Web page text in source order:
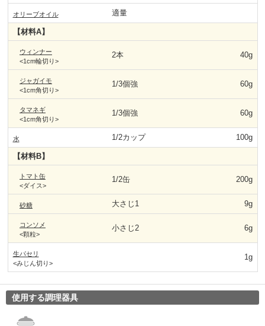
オリーブオイル 適量
【材料A】
ウィンナー
<1cm輪切り>
2本 40g
ジャガイモ
<1cm角切り>
1/3個強 60g
タマネギ
<1cm角切り>
1/3個強 60g
水 1/2カップ 100g
【材料B】
トマト缶
<ダイス>
1/2缶 200g
砂糖 大さじ1 9g
コンソメ
<顆粒>
小さじ2 6g
生パセリ
<みじん切り>
1g
使用する調理器具